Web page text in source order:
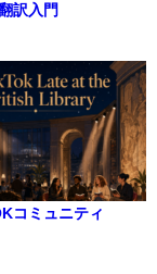
訳入門
コミュニティ